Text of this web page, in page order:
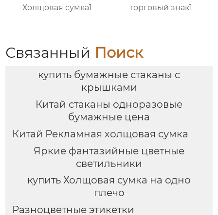
Холщовая сумка1 торговый знак1
Связанный Поиск
купить бумажные стаканы с
крышками
Китай стаканы одноразовые
бумажные цена
Китай Рекламная холщовая сумка
Яркие фантазийные цветные
светильники
купить Холщовая сумка на одно
плечо
Разноцветные этикетки